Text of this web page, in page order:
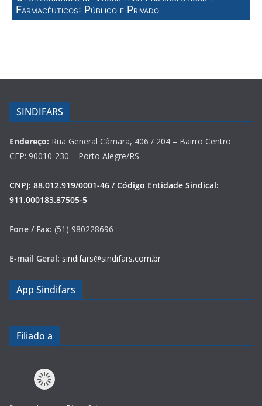
Farmacêuticos: Público e Privado
SINDIFARS
Endereço: Rua General Câmara, 406 / 204 – Bairro Centro
CEP: 90010-230 – Porto Alegre/RS
CNPJ: 88.012.919/0001-46 / Código Entidade Sindical:
911.000183.87505-5
Fone / Fax: (51) 980228696
E-mail Geral: sindifars@sindifars.com.br
App Sindifars
Filiado a